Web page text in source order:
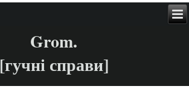
Grom.
[гучні справи]